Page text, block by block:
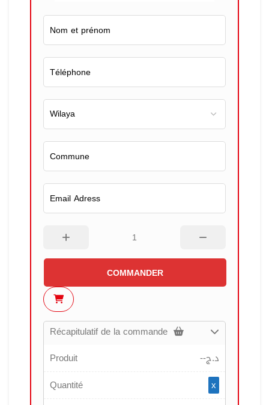
COMMANDER
Récapitulatif de la commande
Produit
--د.ج
Quantité
x